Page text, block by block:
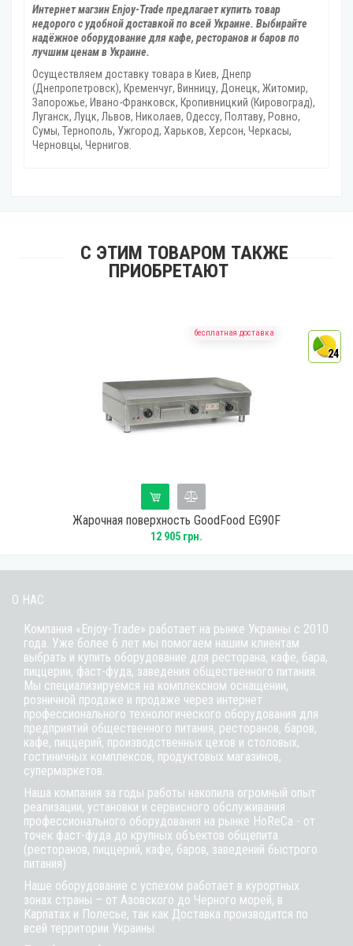
Интернет магзин Enjoy-Trade предлагает купить товар
недорого с удобной доставкой по всей Украине. Выбирайте
надёжное оборудование для кафе, ресторанов и баров по
лучшим ценам в Украине.
Осуществляем доставку товара в Киев, Днепр
(Днепропетровск), Кременчуг, Винницу, Донецк‎, Житомир,
Запорожье, Ивано-Франковск, Кропивницкий‎ (Кировоград),
Луганск, Луцк, Львов, Николаев, Одессу, Полтаву, Ровно,
Сумы, Тернополь, Ужгород‎, Харьков, Херсон‎, Черкасы,
Черновцы, Чернигов.
С ЭТИМ ТОВАРОМ ТАКЖЕ
ПРИОБРЕТАЮТ
бесплатная доставка
24
Жарочная поверхность GoodFood EG90F
12 905 грн.
О НАС
Компания «Enjoy-Trade» работает на рынке Украины с 2010
года. Уже более 6 лет мы помогаем нашим клиентам
выбрать и купить оборудование для ресторана, кафе, бара,
пиццерии, фаст-фуда, заведения общественного питания.
Мы специализируемся на комплексном оснащении,
розничной продаже и продаже через интернет
профессионального технологического оборудования для
предприятий общественного питания, ресторанов, баров,
кафе, пиццерий, производственных цехов и столовых,
гостиничных комплексов, продуктовых магазинов,
супермаркетов.
Наша компания за годы работы накопила огромный опыт
реализации, установки и сервисного обслуживания
профессионального оборудования на рынке HoReCa - от
точек фаст-фуда до крупных объектов общепита
(ресторанов, пиццерий, кафе, баров, заведений быстрого
питания)
Наше оборудование с успехом работает в курортных
зонах страны – от Азовского до Черного морей, в
Карпатах и Полесье, так как Доставка производится по
всей территории Украины.